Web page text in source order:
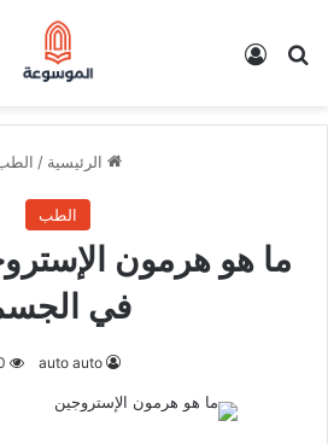
بحث عن
الرئيسية /
الطب
ما هو هرمون
في
auto auto